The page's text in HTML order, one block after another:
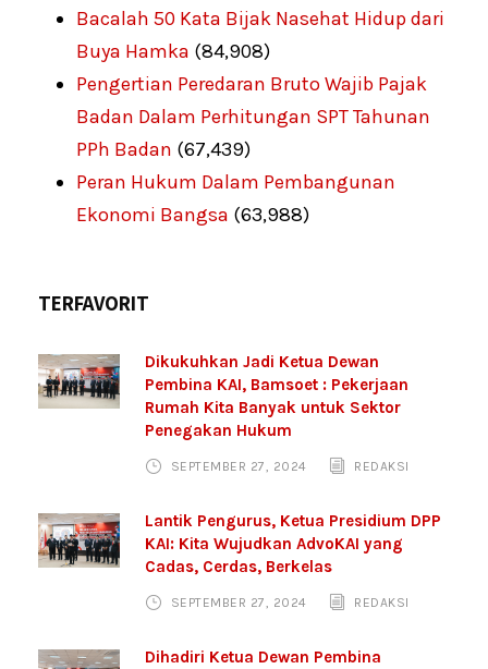
Bacalah 50 Kata Bijak Nasehat Hidup dari
Buya Hamka (84,908)
Pengertian Peredaran Bruto Wajib Pajak
Badan Dalam Perhitungan SPT Tahunan
PPh Badan (67,439)
Peran Hukum Dalam Pembangunan
Ekonomi Bangsa (63,988)
TERFAVORIT
Dikukuhkan Jadi Ketua Dewan
Pembina KAI, Bamsoet : Pekerjaan
Rumah Kita Banyak untuk Sektor
Penegakan Hukum
SEPTEMBER 27, 2024 REDAKSI
Lantik Pengurus, Ketua Presidium DPP
KAI: Kita Wujudkan AdvoKAI yang
Cadas, Cerdas, Berkelas
SEPTEMBER 27, 2024 REDAKSI
Dihadiri Ketua Dewan Pembina